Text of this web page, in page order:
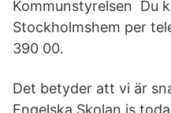
Kommunstyrelsen Du
Stockholmshem per
390 00.
Det betyder att vi är
Engelska Skolan is